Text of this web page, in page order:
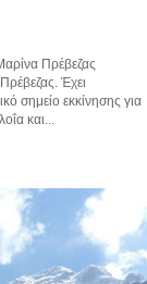
Πρέβεζας
Έχει
σημείο εκκίνησης για
και...